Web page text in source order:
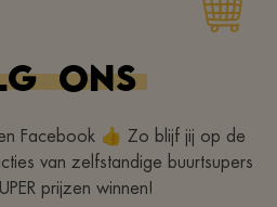
je glimlach
kassa!
ONS
Facebook 👍 Zo blijf jij op de
van zelfstandige buurtsupers
prijzen winnen!